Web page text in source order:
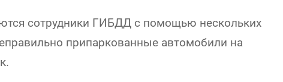
сотрудники ГИБДД с помощью нескольких
припаркованные автомобили на